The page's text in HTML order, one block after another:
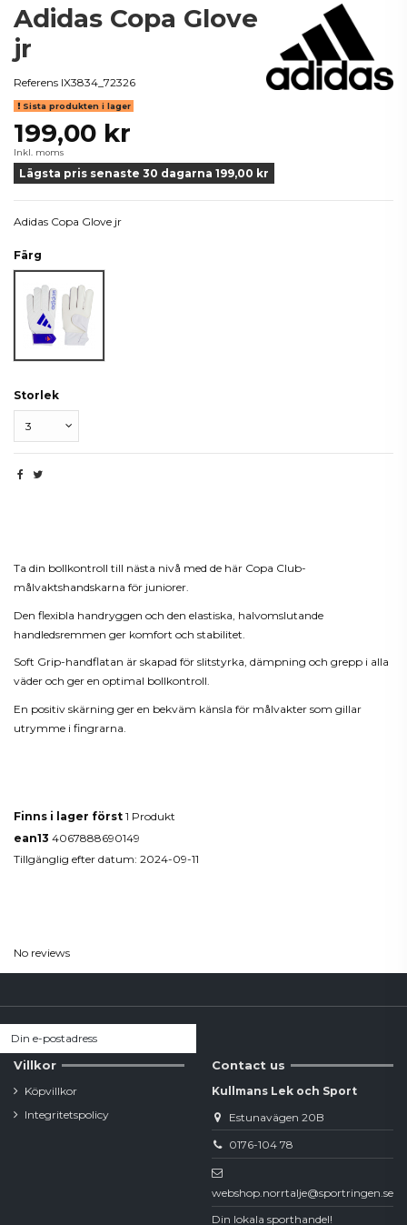
Adidas Copa Glove
jr
Referens IX3834_72326
Sista produkten i lager
199,00 kr
Inkl. moms
Lägsta pris senaste 30 dagarna 199,00 kr
Adidas Copa Glove jr
Färg
Storlek
Ta din bollkontroll till nästa nivå med de här Copa Club-
målvaktshandskarna för juniorer.
Den flexibla handryggen och den elastiska, halvomslutande
handledsremmen ger komfort och stabilitet.
Soft Grip-handflatan är skapad för slitstyrka, dämpning och grepp i alla
väder och ger en optimal bollkontroll.
En positiv skärning ger en bekväm känsla för målvakter som gillar
utrymme i fingrarna.
Finns i lager först 1 Produkt
ean13 4067888690149
Tillgänglig efter datum: 2024-09-11
No reviews
Villkor
Köpvillkor
Integritetspolicy
Contact us
Kullmans Lek och Sport
Estunavägen 20B
0176-104 78
webshop.norrtalje@sportringen.se
Din lokala sporthandel!